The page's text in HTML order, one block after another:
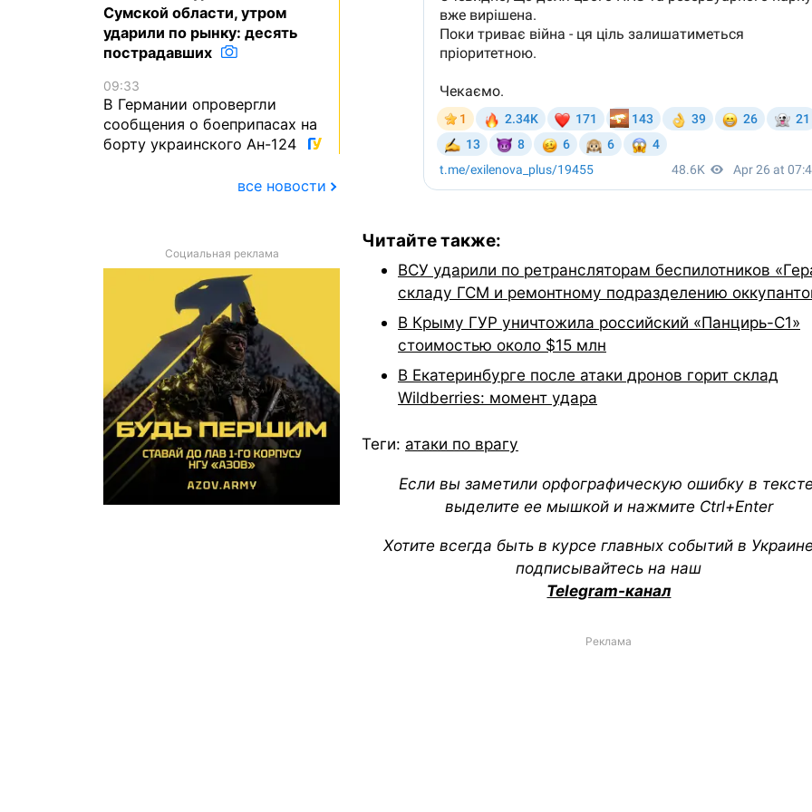
Читайте также:
ВСУ ударили по ретрансляторам беспилотников
складу ГСМ и ремонтному подразделению
В Крыму ГУР уничтожила российский «Панцирь-С1»
стоимостью около $15 млн
В Екатеринбурге после атаки дронов горит склад
Wildberries: момент удара
Теги: атаки по врагу
Если вы заметили орфографическую ошибку в
выделите ее мышкой и нажмите Ctrl+Enter
Хотите всегда быть в курсе главных событий в
подписывайтесь на наш
Telegram-канал
Реклама
Сумской области, утром
ударили по рынку: десять
пострадавших
09:33
В Германии опровергли
сообщения о боеприпасах на
борту украинского Ан-124
все новости
Социальная реклама